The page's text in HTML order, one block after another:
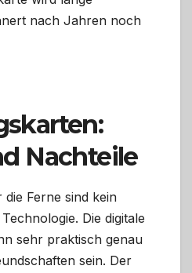
nach Jahren noch
Nachteile
Ferne sind kein
Die digitale
sehr praktisch genau
sein. Der